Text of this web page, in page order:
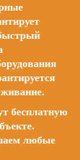
бесплатную
любые